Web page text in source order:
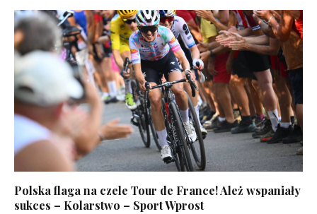
Polska flaga na czele Tour de France! Ależ wspaniały
sukces – Kolarstwo – Sport Wprost